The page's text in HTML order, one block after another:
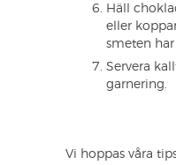
Häll
eller
smeten
Servera
garnering.
Vi hoppas våra